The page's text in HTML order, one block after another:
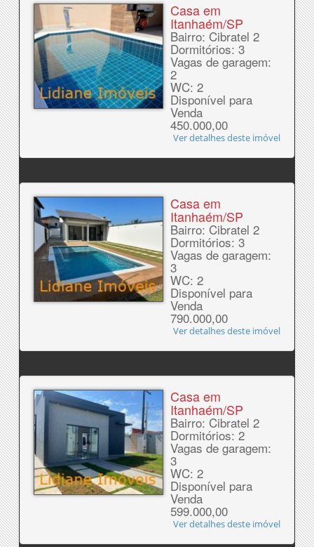
Casa em
Itanhaém/SP
Bairro: Cibratel 2
Dormitórios: 3
Vagas de garagem:
2
WC: 2
Disponível para
Venda
450.000,00
Ver detalhes deste imóvel
Casa em
Itanhaém/SP
Bairro: Cibratel 2
Dormitórios: 3
Vagas de garagem:
3
WC: 2
Disponível para
Venda
790.000,00
Ver detalhes deste imóvel
Casa em
Itanhaém/SP
Bairro: Cibratel 2
Dormitórios: 2
Vagas de garagem:
3
WC: 2
Disponível para
Venda
599.000,00
Ver detalhes deste imóvel